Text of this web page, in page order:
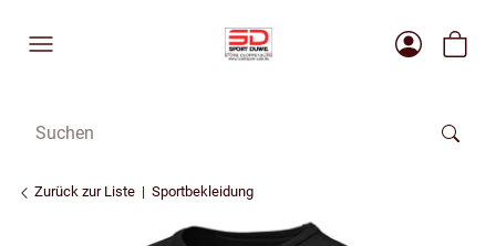
Zurück zur Liste Sportbekleidung